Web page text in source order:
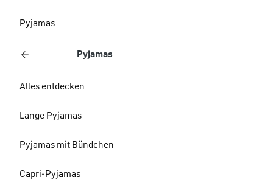
Pyjamas
Pyjamas
Alles entdecken
Lange Pyjamas
Pyjamas mit Bündchen
Capri-Pyjamas